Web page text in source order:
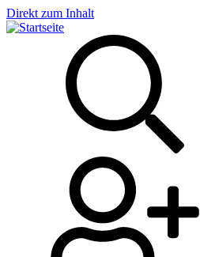
Direkt zum Inhalt